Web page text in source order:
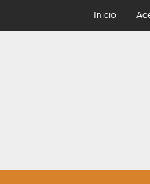
Inicio